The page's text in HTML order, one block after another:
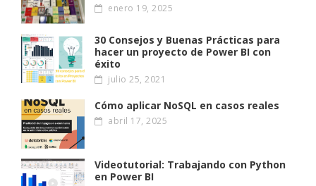
enero 19, 2025
30 Consejos y Buenas Prácticas para
hacer un proyecto de Power BI con
éxito
julio 25, 2021
Cómo aplicar NoSQL en casos reales
abril 17, 2025
Videotutorial: Trabajando con Python
en Power BI